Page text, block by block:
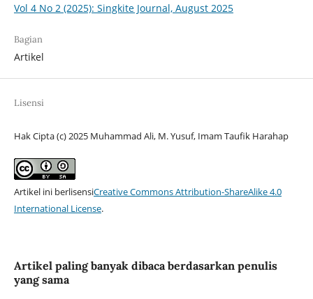
Vol 4 No 2 (2025): Singkite Journal, August 2025
Bagian
Artikel
Lisensi
Hak Cipta (c) 2025 Muhammad Ali, M. Yusuf, Imam Taufik Harahap
Artikel ini berlisensiCreative Commons Attribution-ShareAlike 4.0
International License.
Artikel paling banyak dibaca berdasarkan penulis
yang sama